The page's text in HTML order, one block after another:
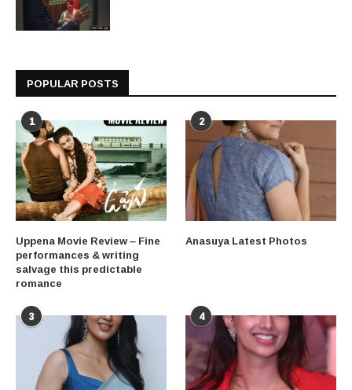
POPULAR POSTS
1
Uppena Movie Review – Fine
performances & writing
salvage this predictable
romance
2
Anasuya Latest Photos
3 4